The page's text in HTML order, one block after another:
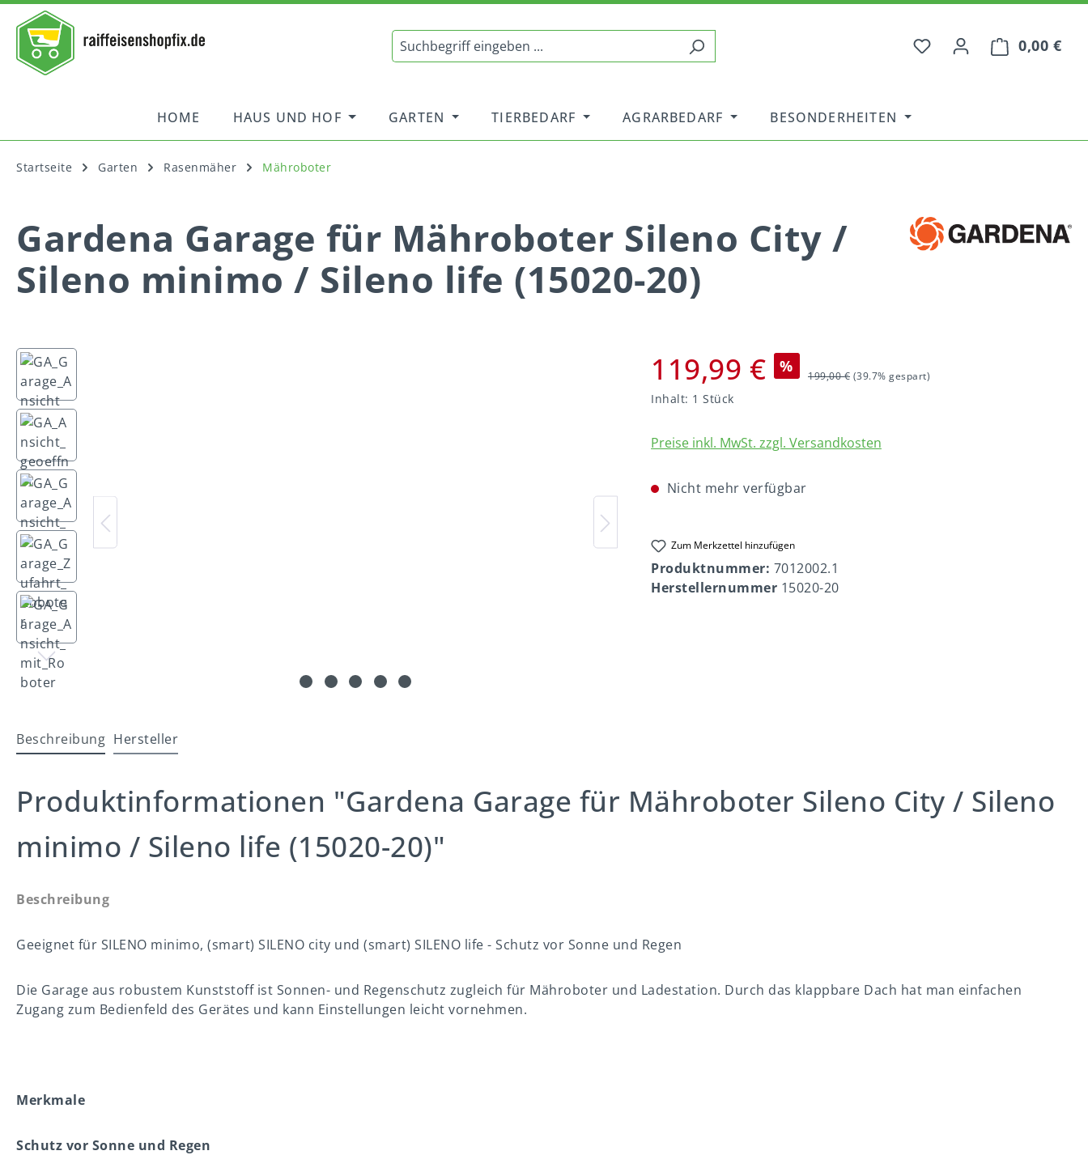
0,00 €
HOME HAUS UND HOF GARTEN TIERBEDARF AGRARBEDARF BESONDERHEITEN
Startseite Garten Rasenmäher Mähroboter
Gardena Garage für Mähroboter Sileno City /
Sileno minimo / Sileno life (15020-20)
Bildergalerie überspringen 119,99 € %
199,00 € (39.7% gespart)
Inhalt: 1 Stück
Preise inkl. MwSt. zzgl. Versandkosten
Nicht mehr verfügbar
Zum Merkzettel hinzufügen
Produktnummer: 7012002.1
Herstellernummer 15020-20
Beschreibung Hersteller
Produktinformationen "Gardena Garage für Mähroboter Sileno City / Sileno
minimo / Sileno life (15020-20)"
Beschreibung
Geeignet für SILENO minimo, (smart) SILENO city und (smart) SILENO life - Schutz vor Sonne und Regen
Die Garage aus robustem Kunststoff ist Sonnen- und Regenschutz zugleich für Mähroboter und Ladestation. Durch das klappbare Dach hat man einfachen
Zugang zum Bedienfeld des Gerätes und kann Einstellungen leicht vornehmen.
Merkmale
Schutz vor Sonne und Regen